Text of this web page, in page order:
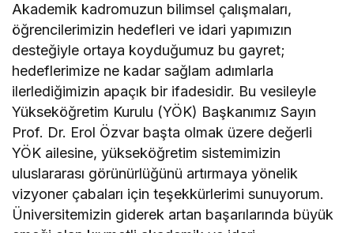
Akademik kadromuzun bilimsel çalışmaları,
öğrencilerimizin hedefleri ve idari yapımızın
desteğiyle ortaya koyduğumuz bu gayret;
hedeflerimize ne kadar sağlam adımlarla
ilerlediğimizin apaçık bir ifadesidir. Bu vesileyle
Yükseköğretim Kurulu (YÖK) Başkanımız Sayın
Prof. Dr. Erol Özvar başta olmak üzere değerli
YÖK ailesine, yükseköğretim sistemimizin
uluslararası görünürlüğünü artırmaya yönelik
vizyoner çabaları için teşekkürlerimi sunuyorum.
Üniversitemizin giderek artan başarılarında büyük